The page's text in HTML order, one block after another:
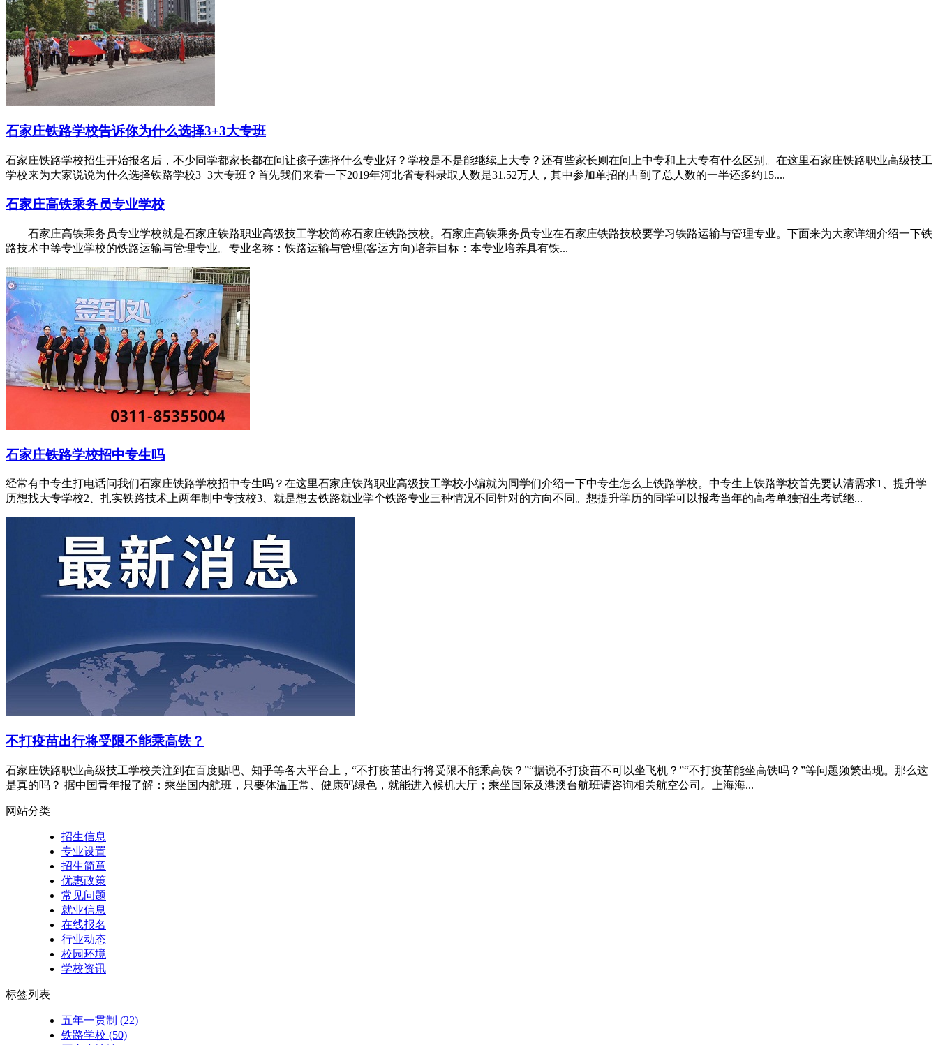
石家庄铁路学校告诉你为什么选择3+3大专班
石家庄铁路学校招生开始报名后，不少同学都家长都在问让孩子选择什么专业好？学校是不是能继续上大专？还有些家长则在问上中专和上大专有什么区别。在这里石家庄铁路职业高级技工
学校来为大家说说为什么选择铁路学校3+3大专班？首先我们来看一下2019年河北省专科录取人数是31.52万人，其中参加单招的占到了总人数的一半还多约15....
石家庄高铁乘务员专业学校
石家庄高铁乘务员专业学校就是石家庄铁路职业高级技工学校简称石家庄铁路技校。石家庄高铁乘务员专业在石家庄铁路技校要学习铁路运输与管理专业。下面来为大家详细介绍一下铁
路技术中等专业学校的铁路运输与管理专业。专业名称：铁路运输与管理(客运方向)培养目标：本专业培养具有铁...
石家庄铁路学校招中专生吗
经常有中专生打电话问我们石家庄铁路学校招中专生吗？在这里石家庄铁路职业高级技工学校小编就为同学们介绍一下中专生怎么上铁路学校。中专生上铁路学校首先要认清需求1、提升学
历想找大专学校2、扎实铁路技术上两年制中专技校3、就是想去铁路就业学个铁路专业三种情况不同针对的方向不同。想提升学历的同学可以报考当年的高考单独招生考试继...
不打疫苗出行将受限不能乘高铁？
石家庄铁路职业高级技工学校关注到在百度贴吧、知乎等各大平台上，“不打疫苗出行将受限不能乘高铁？”“据说不打疫苗不可以坐飞机？”“不打疫苗能坐高铁吗？”等问题频繁出现。那么这
是真的吗？ 据中国青年报了解：乘坐国内航班，只要体温正常、健康码绿色，就能进入候机大厅；乘坐国际及港澳台航班请咨询相关航空公司。上海海...
网站分类
招生信息
专业设置
招生简章
优惠政策
常见问题
就业信息
在线报名
行业动态
校园环境
学校资讯
标签列表
五年一贯制 (22)
铁路学校 (50)